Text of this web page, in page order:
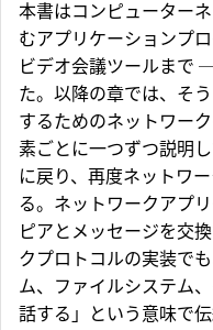
本書はコンピューター
むアプリケーションプ
ビデオ会議ツールまで
た。以降の章では、そ
するためのネットワー
素ごとに一つずつ説明
に戻り、再度ネットワ
る。ネットワークアプ
ピアとメッセージを交
クプロトコルの実装で
ム、ファイルシステム
話する」という意味で